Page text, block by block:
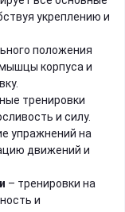
укреплению и
положения
корпуса и
тренировки
и силу.
упражнений на
движений и
– тренировки на
и